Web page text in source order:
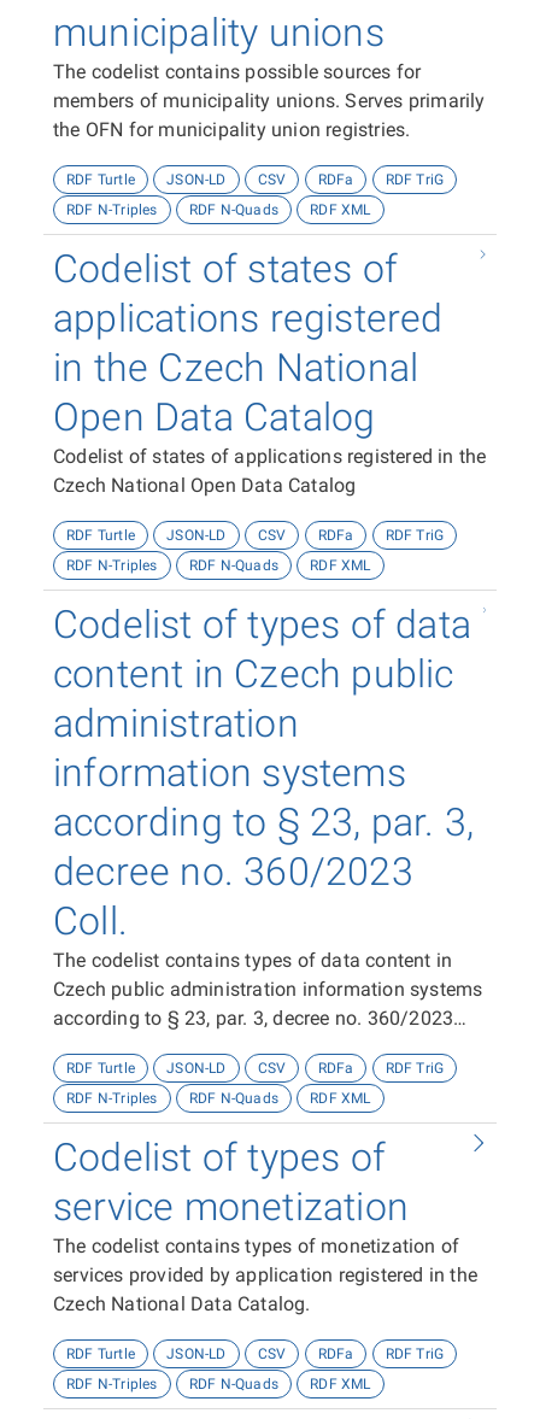
municipality unions
The codelist contains possible sources for
members of municipality unions. Serves primarily
the OFN for municipality union registries.
RDF Turtle JSON-LD CSV RDFa
RDF TriG
RDF N-Triples
RDF N-Quads RDF XML
Codelist of states of
applications registered
in the Czech National
Open Data Catalog
Codelist of states of applications registered in the
Czech National Open Data Catalog
RDF Turtle JSON-LD CSV RDFa
RDF TriG
RDF N-Triples
RDF N-Quads RDF XML
Codelist of types of data
content in Czech public
administration
information systems
according to § 23, par. 3,
decree no. 360/2023
Coll.
The codelist contains types of data content in
Czech public administration information systems
according to § 23, par. 3, decree no. 360/2023
RDF Turtle JSON-LD CSV RDFa
RDF TriG
RDF N-Triples
RDF N-Quads RDF XML
Codelist of types of
service monetization
The codelist contains types of monetization of
services provided by application registered in the
Czech National Data Catalog.
RDF Turtle JSON-LD CSV RDFa
RDF TriG
RDF N-Triples
RDF N-Quads RDF XML